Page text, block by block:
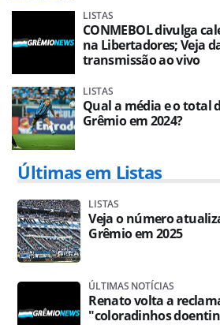
LISTAS
CONMEBOL divulga
na Libertadores; Veja
transmissão ao vivo
LISTAS
Qual a média e o total
Grêmio em 2024?
Últimas em Listas
LISTAS
Veja o número
Grêmio em 2025
ÚLTIMAS NOTÍCIAS
Renato volta a
"coloradinhos